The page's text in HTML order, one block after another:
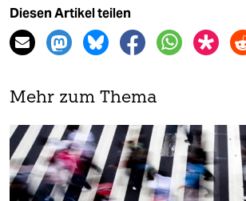
Diesen Artikel teilen
Mehr zum Thema